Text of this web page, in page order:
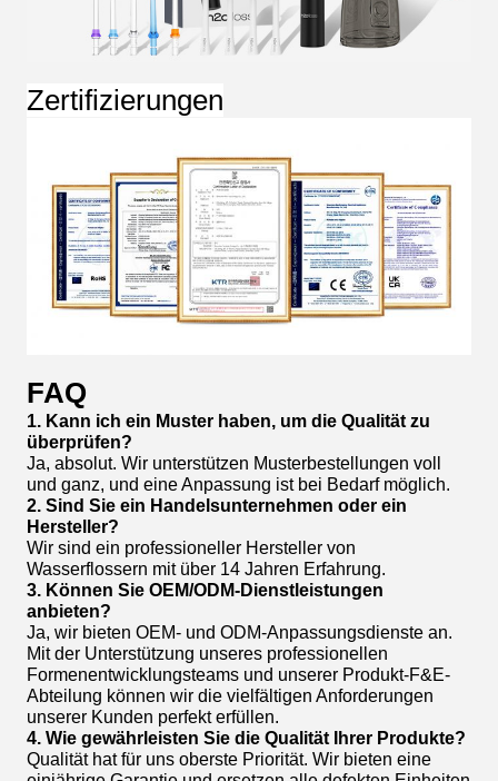
Zertifizierungen
FAQ
1. Kann ich ein Muster haben, um die Qualität zu
überprüfen?
Ja, absolut. Wir unterstützen Musterbestellungen voll
und ganz, und eine Anpassung ist bei Bedarf möglich.
2. Sind Sie ein Handelsunternehmen oder ein
Hersteller?
Wir sind ein professioneller Hersteller von
Wasserflossern mit über 14 Jahren Erfahrung.
3. Können Sie OEM/ODM-Dienstleistungen
anbieten?
Ja, wir bieten OEM- und ODM-Anpassungsdienste an.
Mit der Unterstützung unseres professionellen
Formenentwicklungsteams und unserer Produkt-F&E-
Abteilung können wir die vielfältigen Anforderungen
unserer Kunden perfekt erfüllen.
4. Wie gewährleisten Sie die Qualität Ihrer Produkte?
Qualität hat für uns oberste Priorität. Wir bieten eine